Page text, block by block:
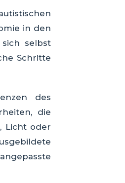
in den
selbst
Schritte
des
die
Licht oder